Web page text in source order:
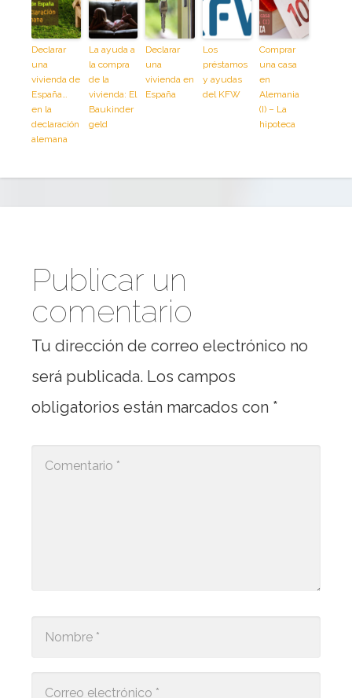
Declarar
una
vivienda de
España…
en la
declaración
alemana
La ayuda a
la compra
de la
vivienda: El
Baukinder
geld
Declarar
una
vivienda en
España
Los
préstamos
y ayudas
del KFW
Comprar
una casa
en
Alemania
(I) – La
hipoteca
Publicar un
comentario
Tu dirección de correo electrónico no
será publicada. Los campos
obligatorios están marcados con *